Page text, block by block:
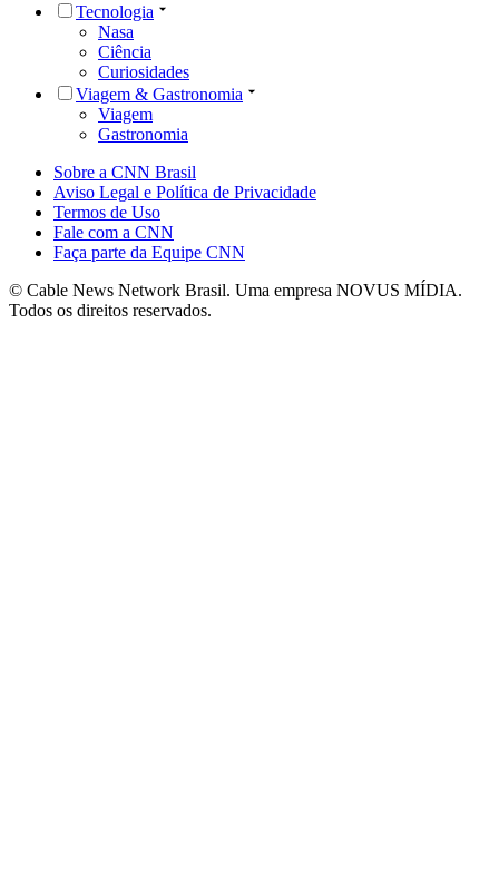
Tecnologia
Nasa
Ciência
Curiosidades
Viagem & Gastronomia
Viagem
Gastronomia
Sobre a CNN Brasil
Aviso Legal e Política de Privacidade
Termos de Uso
Fale com a CNN
Faça parte da Equipe CNN
© Cable News Network Brasil. Uma empresa NOVUS MÍDIA.
Todos os direitos reservados.